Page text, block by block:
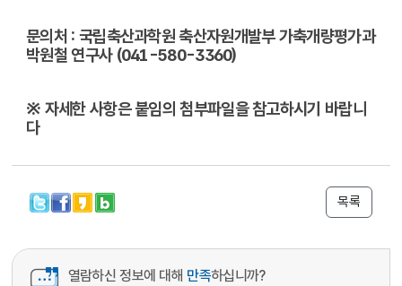
문의처 : 국립축산과학원 축산자원개발부 가축개량평가과
박원철 연구사 (041-580-3360)
※ 자세한 사항은 붙임의 첨부파일을 참고하시기 바랍니
다
목록
열람하신 정보에 대해 만족하십니까?